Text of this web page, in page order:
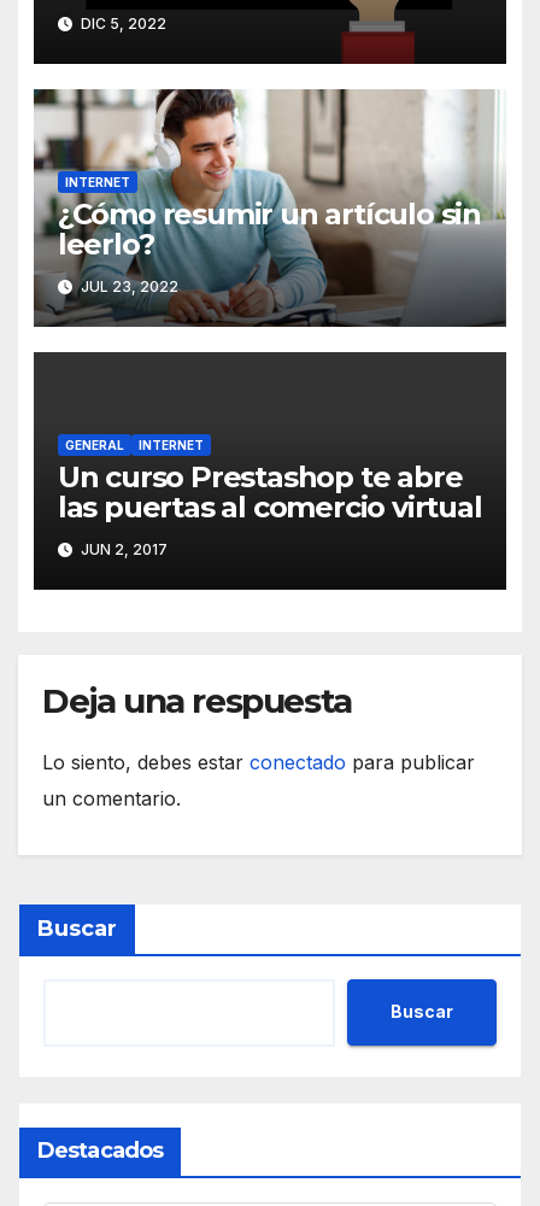
DIC 5, 2022
INTERNET
¿Cómo resumir un artículo sin
leerlo?
JUL 23, 2022
GENERAL INTERNET
Un curso Prestashop te abre
las puertas al comercio virtual
JUN 2, 2017
Deja una respuesta
Lo siento, debes estar conectado para publicar
un comentario.
Buscar
Buscar
Destacados